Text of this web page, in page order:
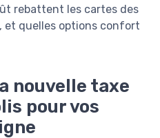
rebattent les cartes des
et quelles options confort
nouvelle taxe
pour vos